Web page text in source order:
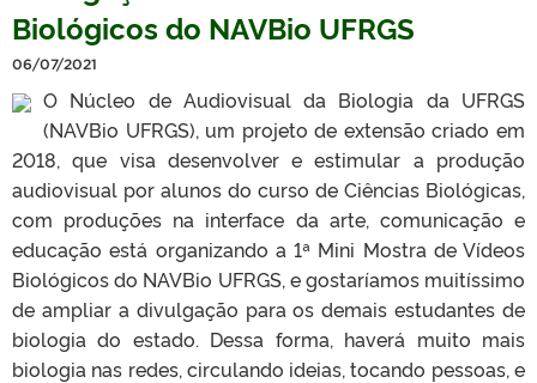
Biológicos do NAVBio UFRGS
06/07/2021
O Núcleo de Audiovisual da Biologia da UFRGS
(NAVBio UFRGS), um projeto de extensão criado em
2018, que visa desenvolver e estimular a produção
audiovisual por alunos do curso de Ciências Biológicas,
com produções na interface da arte, comunicação e
educação está organizando a 1ª Mini Mostra de Vídeos
Biológicos do NAVBio UFRGS, e gostaríamos muitíssimo
de ampliar a divulgação para os demais estudantes de
biologia do estado. Dessa forma, haverá muito mais
biologia nas redes, circulando ideias, tocando pessoas, e